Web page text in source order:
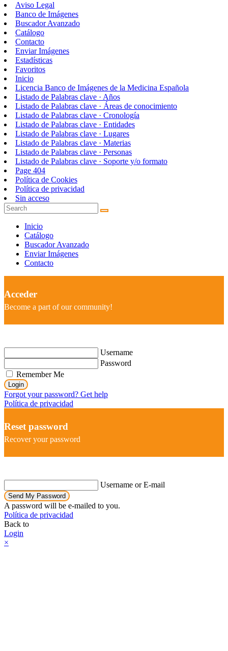
Aviso Legal
Banco de Imágenes
Buscador Avanzado
Catálogo
Contacto
Enviar Imágenes
Estadísticas
Favoritos
Inicio
Licencia Banco de Imágenes de la Medicina Española
Listado de Palabras clave · Años
Listado de Palabras clave · Áreas de conocimiento
Listado de Palabras clave · Cronología
Listado de Palabras clave · Entidades
Listado de Palabras clave · Lugares
Listado de Palabras clave · Materias
Listado de Palabras clave · Personas
Listado de Palabras clave · Soporte y/o formato
Page 404
Política de Cookies
Política de privacidad
Sin acceso
Inicio
Catálogo
Buscador Avanzado
Enviar Imágenes
Contacto
Acceder
Become a part of our community!
Username
Password
Remember Me
Login
Forgot your password? Get help
Política de privacidad
Reset password
Recover your password
Username or E-mail
Send My Password
A password will be e-mailed to you.
Política de privacidad
Back to
Login
×